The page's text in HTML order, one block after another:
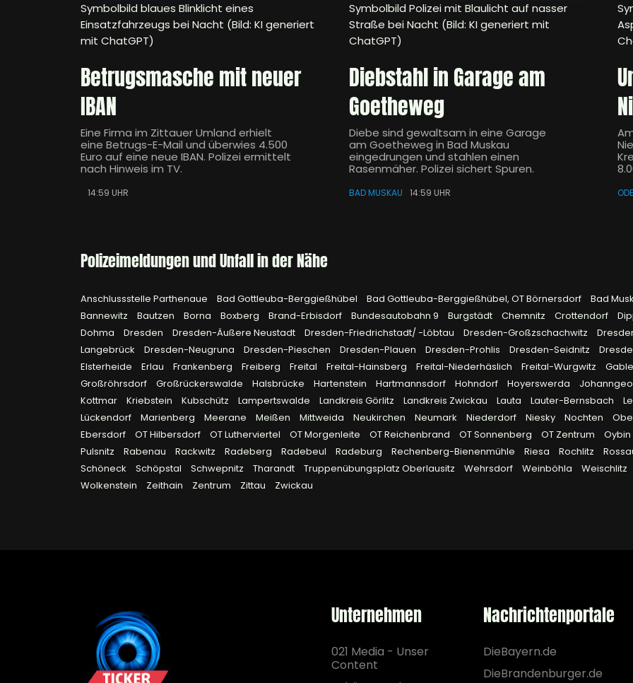
Symbolbild blaues Blinklicht eines
Einsatzfahrzeugs bei Nacht (Bild: KI generiert
mit ChatGPT)
Betrugsmasche mit neuer
IBAN
Eine Firma im Zittauer Umland erhielt
eine Betrugs-E-Mail und überwies 4.500
Euro auf eine neue IBAN. Polizei ermittelt
nach Hinweis im TV.
14:59 UHR
Symbolbild Polizei mit Blaulicht auf nasser
Straße bei Nacht (Bild: KI generiert mit
ChatGPT)
Diebstahl in Garage am
Goetheweg
Diebe sind gewaltsam in eine Garage
am Goetheweg in Bad Muskau
eingedrungen und stahlen einen
Rasenmäher. Polizei sichert Spuren.
BAD MUSKAU 14:59 UHR
Polizeimeldungen und Unfall in der Nähe
Anschlussstelle Parthenaue Bad Gottleuba-Berggießhübel Bad Gottleuba-Berggießhübel, OT Börnersdorf Bad
Bannewitz
Bautzen Borna Boxberg Brand-Erbisdorf Bundesautobahn 9 Burgstädt Chemnitz Crottendorf
Dohma
Dresden Dresden-Äußere Neustadt Dresden-Friedrichstadt/ -Löbtau Dresden-Großzschachwitz
Langebrück
Dresden-Neugruna Dresden-Pieschen Dresden-Plauen Dresden-Prohlis Dresden-Seidnitz
Elsterheide
Erlau Frankenberg Freiberg Freital Freital-Hainsberg Freital-Niederhäslich Freital-Wurgwitz
Großröhrsdorf
Großrückerswalde Halsbrücke Hartenstein Hartmannsdorf Hohndorf Hoyerswerda
Kottmar
Kriebstein Kubschütz Lampertswalde Landkreis Görlitz Landkreis Zwickau Lauta Lauter-Bernsbach
Lückendorf
Marienberg Meerane Meißen Mittweida Neukirchen Neumark Niederdorf Niesky Nochten
Ebersdorf
OT Hilbersdorf OT Lutherviertel OT Morgenleite OT Reichenbrand OT Sonnenberg OT Zentrum Oybin
Pulsnitz
Rabenau Rackwitz Radeberg Radebeul Radeburg Rechenberg-Bienenmühle Riesa Rochlitz
Schöneck
Schöpstal Schwepnitz Tharandt Truppenübungsplatz Oberlausitz Wehrsdorf Weinböhla Weischlitz
Wolkenstein
Zeithain Zentrum Zittau Zwickau
Unternehmen
021 Media - Unser
Content
Nachrichtenportale
DieBayern.de
DieBrandenburger.de